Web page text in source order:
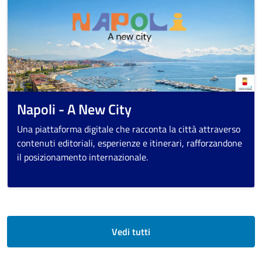
Napoli - A New City
Una piattaforma digitale che racconta la città attraverso
contenuti editoriali, esperienze e itinerari, rafforzandone
il posizionamento internazionale.
Vedi tutti